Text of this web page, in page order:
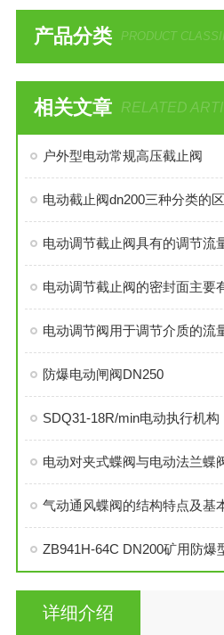
产品分类 PRODUCT
相关文章 RELATED
户外型电动常规高压截止阀
电动截止阀dn200三种分类的
电动调节截止阀具有的调节流
电动调节截止阀的密封面主要
电动调节阀用于调节介质的流
防爆电动闸阀DN250
SDQ31-18R/min电动执行机构
电动对夹式蝶阀与电动法兰蝶
气动通风蝶阀的结构特点及基
ZB941H-64C DN200矿用防爆
详细介绍